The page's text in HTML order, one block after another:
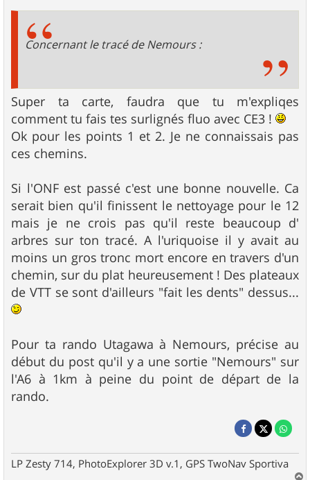
Concernant le tracé de Nemours :
Super ta carte, faudra que tu m'expliqes
comment tu fais tes surlignés fluo avec CE3 !
Ok pour les points 1 et 2. Je ne connaissais pas
ces chemins.
Si l'ONF est passé c'est une bonne nouvelle. Ca
serait bien qu'il finissent le nettoyage pour le 12
mais je ne crois pas qu'il reste beaucoup d'
arbres sur ton tracé. A l'uriquoise il y avait au
moins un gros tronc mort encore en travers d'un
chemin, sur du plat heureusement ! Des plateaux
de VTT se sont d'ailleurs "fait les dents" dessus...
Pour ta rando Utagawa à Nemours, précise au
début du post qu'il y a une sortie "Nemours" sur
l'A6 à 1km à peine du point de départ de la
rando.
LP Zesty 714, PhotoExplorer 3D v.1, GPS TwoNav Sportiva